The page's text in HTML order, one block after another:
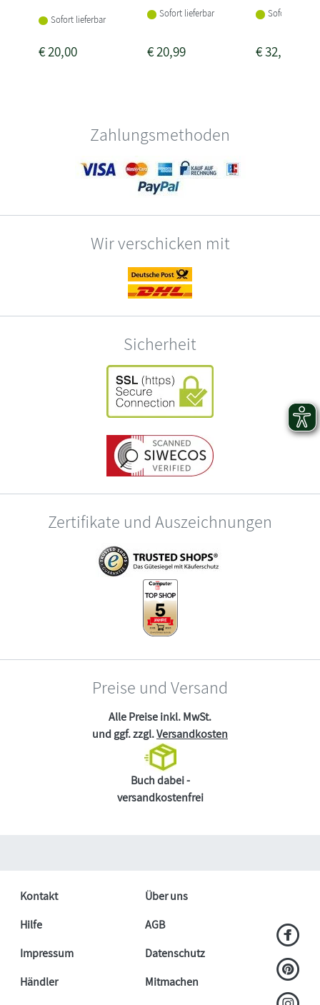
Sofort lieferbar
€20,00
Sofort lieferbar
€20,99
Sofort
€32,50
Zahlungsmethoden
Wir verschicken mit
Sicherheit
Zertifikate und Auszeichnungen
Preise und Versand
Alle Preise inkl. MwSt.
und ggf. zzgl.Versandkosten
Buch dabei -
versandkostenfrei
Kontakt
Über uns
Hilfe
AGB
Impressum
Datenschutz
Händler
Mitmachen